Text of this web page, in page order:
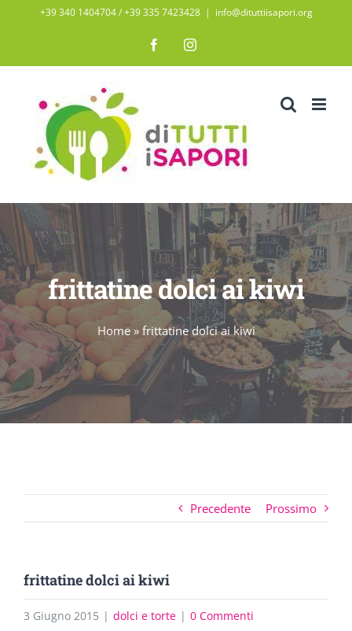
contenuto
+39 340 1404704 / ‭+39 335 7423428‬ | info@dituttiisapori.org
FacebookInstagram
frittatine dolci ai kiwi
Home» frittatine dolci ai kiwi
Precedente Prossimo
frittatine dolci ai kiwi
3 Giugno 2015 | dolci e torte | 0 Commenti